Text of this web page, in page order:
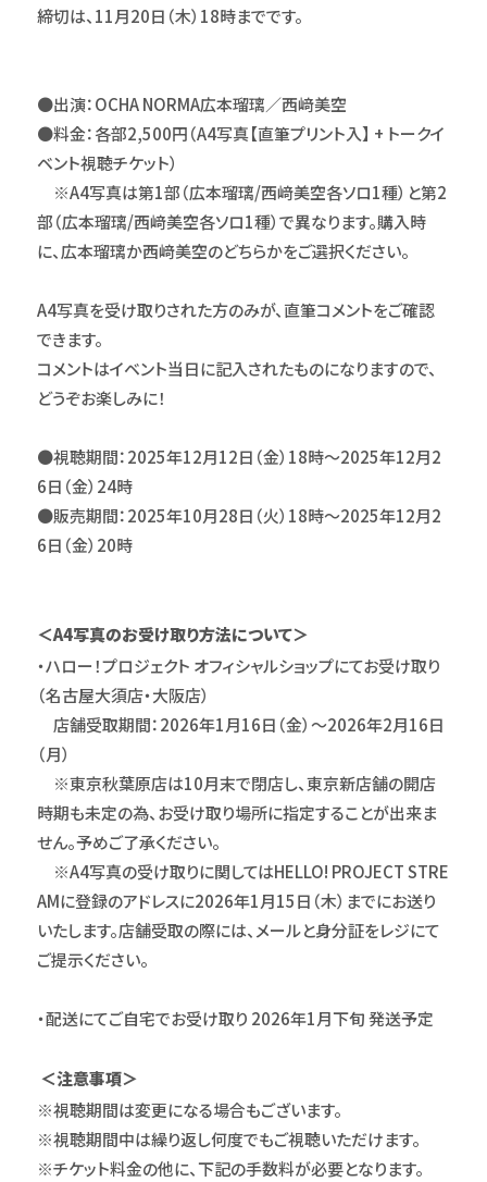
締切は、11月20日（木）18時までです。
●出演：OCHA NORMA広本瑠璃／西﨑美空
●料金：各部2,500円（A4写真【直筆プリント入】 + トークイ
ベント視聴チケット）
※A4写真は第1部（広本瑠璃/西﨑美空各ソロ1種）と第2
部（広本瑠璃/西﨑美空各ソロ1種）で異なります。購入時
に、広本瑠璃か西﨑美空のどちらかをご選択ください。
A4写真を受け取りされた方のみが、直筆コメントをご確認
できます。
コメントはイベント当日に記入されたものになりますので、
どうぞお楽しみに！
●視聴期間：2025年12月12日（金）18時～2025年12月2
6日（金）24時
●販売期間：2025年10月28日（火）18時～2025年12月2
6日（金）20時
＜A4写真のお受け取り方法について＞
・ハロー！プロジェクト オフィシャルショップにてお受け取り
（名古屋大須店・大阪店）
店舗受取期間：2026年1月16日（金）～2026年2月16日
（月）
※東京秋葉原店は10月末で閉店し、東京新店舗の開店
時期も未定の為、お受け取り場所に指定することが出来ま
せん。予めご了承ください。
※A4写真の受け取りに関してはHELLO! PROJECT STRE
AMに登録のアドレスに2026年1月15日（木）までにお送り
いたします。店舗受取の際には、メールと身分証をレジにて
ご提示ください。
・配送にてご自宅でお受け取り 2026年1月下旬 発送予定
＜注意事項＞
※視聴期間は変更になる場合もございます。
※視聴期間中は繰り返し何度でもご視聴いただけます。
※チケット料金の他に、下記の手数料が必要となります。